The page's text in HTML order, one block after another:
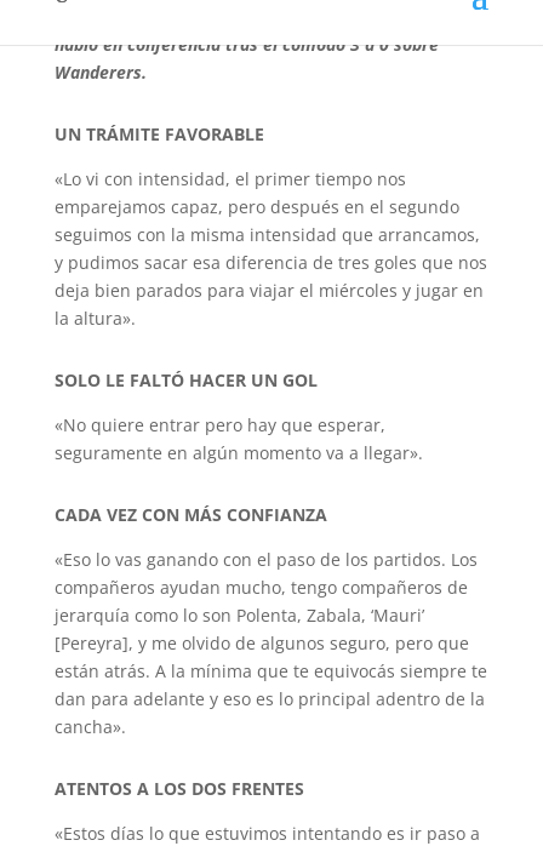
habló en conferencia tras el cómodo 3 a 0 sobre
Wanderers.
UN TRÁMITE FAVORABLE
«Lo vi con intensidad, el primer tiempo nos
emparejamos capaz, pero después en el segundo
seguimos con la misma intensidad que arrancamos,
y pudimos sacar esa diferencia de tres goles que nos
deja bien parados para viajar el miércoles y jugar en
la altura».
SOLO LE FALTÓ HACER UN GOL
«No quiere entrar pero hay que esperar,
seguramente en algún momento va a llegar».
CADA VEZ CON MÁS CONFIANZA
«Eso lo vas ganando con el paso de los partidos. Los
compañeros ayudan mucho, tengo compañeros de
jerarquía como lo son Polenta, Zabala, ‘Mauri’
[Pereyra], y me olvido de algunos seguro, pero que
están atrás. A la mínima que te equivocás siempre te
dan para adelante y eso es lo principal adentro de la
cancha».
ATENTOS A LOS DOS FRENTES
«Estos días lo que estuvimos intentando es ir paso a